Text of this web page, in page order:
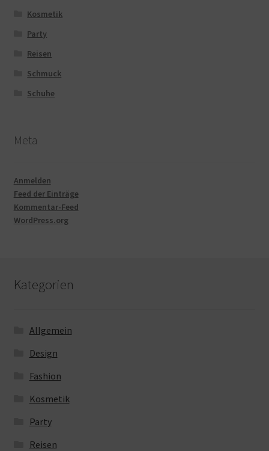
Kosmetik
Party
Reisen
Schmuck
Schuhe
Meta
Anmelden
Feed der Einträge
Kommentar-Feed
WordPress.org
Kategorien
Allgemein
Design
Fashion
Kosmetik
Party
Reisen